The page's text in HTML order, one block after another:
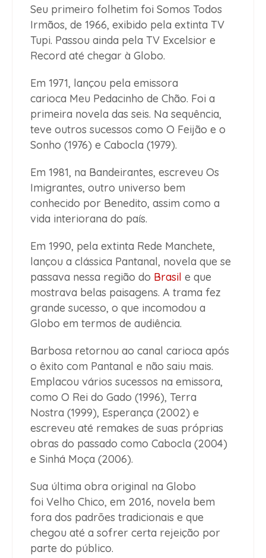
Seu primeiro folhetim foi Somos Todos
Irmãos, de 1966, exibido pela extinta TV
Tupi. Passou ainda pela TV Excelsior e
Record até chegar à Globo.
Em 1971, lançou pela emissora
carioca Meu Pedacinho de Chão. Foi a
primeira novela das seis. Na sequência,
teve outros sucessos como O Feijão e o
Sonho (1976) e Cabocla (1979).
Em 1981, na Bandeirantes, escreveu Os
Imigrantes, outro universo bem
conhecido por Benedito, assim como a
vida interiorana do país.
Em 1990, pela extinta Rede Manchete,
lançou a clássica Pantanal, novela que se
passava nessa região do Brasil e que
mostrava belas paisagens. A trama fez
grande sucesso, o que incomodou a
Globo em termos de audiência.
Barbosa retornou ao canal carioca após
o êxito com Pantanal e não saiu mais.
Emplacou vários sucessos na emissora,
como O Rei do Gado (1996), Terra
Nostra (1999), Esperança (2002) e
escreveu até remakes de suas próprias
obras do passado como Cabocla (2004)
e Sinhá Moça (2006).
Sua última obra original na Globo
foi Velho Chico, em 2016, novela bem
fora dos padrões tradicionais e que
chegou até a sofrer certa rejeição por
parte do público.